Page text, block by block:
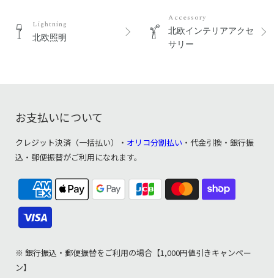
Lightning
北欧照明
Accessory
北欧インテリアアクセ
サリー
お支払いについて
クレジット決済（一括払い）・ オリコ分割払い ・代金引換・銀行振
込・郵便振替がご利用になれます。
※ 銀行振込・郵便振替をご利用の場合【1,000円値引きキャンペー
ン】